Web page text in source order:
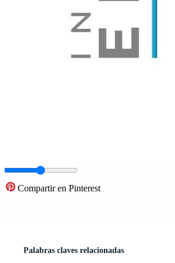
Compartir en Pinterest
Palabras claves relacionadas